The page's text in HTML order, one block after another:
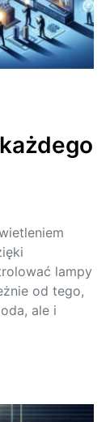
lampy
od tego,
ale i